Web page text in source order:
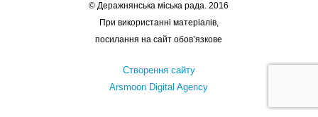
© Деражнянська міська рада. 2016
При використанні матеріалів,
посилання на сайт обов’язкове
Створення сайту
Arsmoon Digital Agency